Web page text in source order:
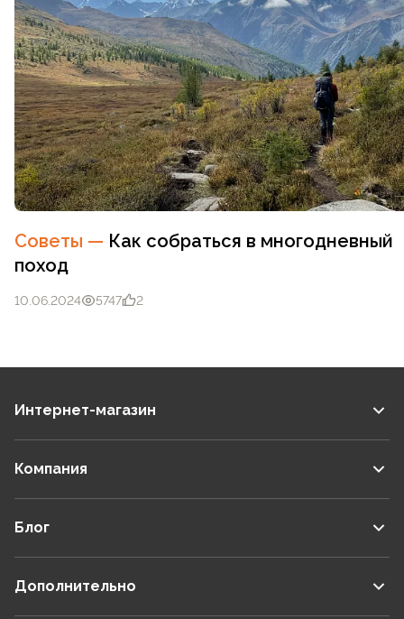
Советы — Как собраться в многодневный
поход
10.06.2024 5747 2
Интернет-магазин
Компания
Блог
Дополнительно